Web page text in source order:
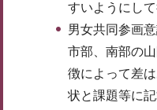
すいようにして
男女共同参画
市部、南部の
徴によって差
状と課題等に